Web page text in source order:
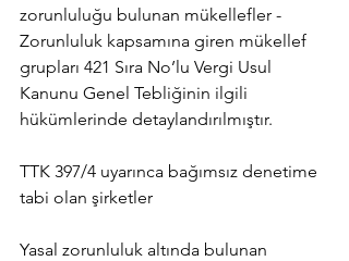
zorunluluğu bulunan mükellefler -
Zorunluluk kapsamına giren mükellef
grupları 421 Sıra No’lu Vergi Usul
Kanunu Genel Tebliğinin ilgili
hükümlerinde detaylandırılmıştır.
TTK 397/4 uyarınca bağımsız denetime
tabi olan şirketler
Yasal zorunluluk altında bulunan